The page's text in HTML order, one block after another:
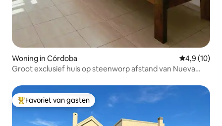
Woning in Córdoba
4,9 (10)
Groot exclusief huis op steenworp afstand van Nueva
Topfavoriet van gasten
Favoriet van gasten